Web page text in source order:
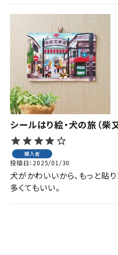
シールはり絵・犬の旅（柴又
購入者
投稿日 2025/01/30
犬がかわいいから、もっと貼
多くてもいい。